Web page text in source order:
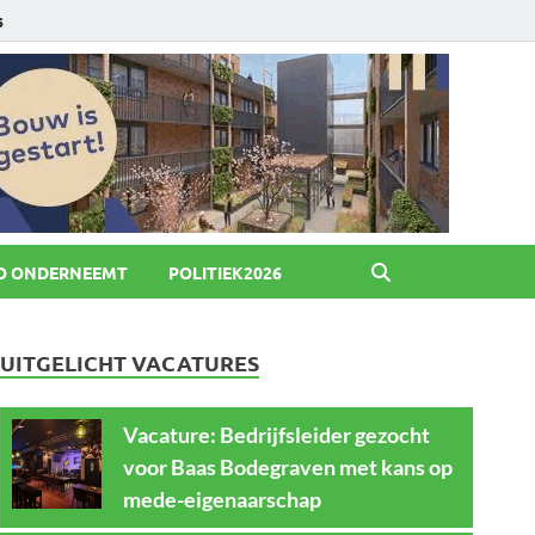
ONDERNEEMT POLITIEK2026
UITGELICHT VACATURES
Vacature: Bedrijfsleider gezocht
voor Baas Bodegraven met kans op
mede-eigenaarschap